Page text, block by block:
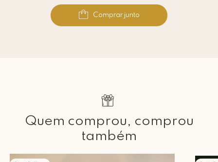
Comprar junto
Quem comprou, comprou
também